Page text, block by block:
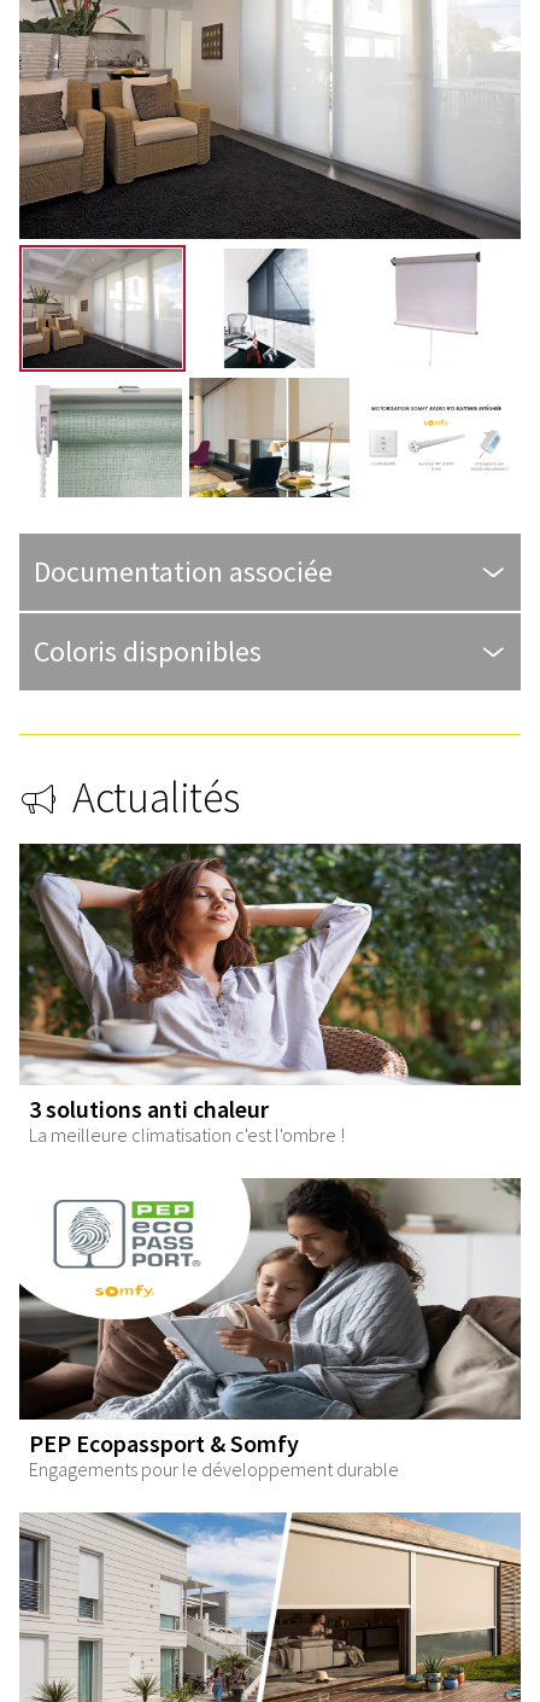
Documentation associée
Coloris disponibles
Actualités
3 solutions anti chaleur
La meilleure climatisation c'est l'ombre !
PEP Ecopassport & Somfy
Engagements pour le développement durable